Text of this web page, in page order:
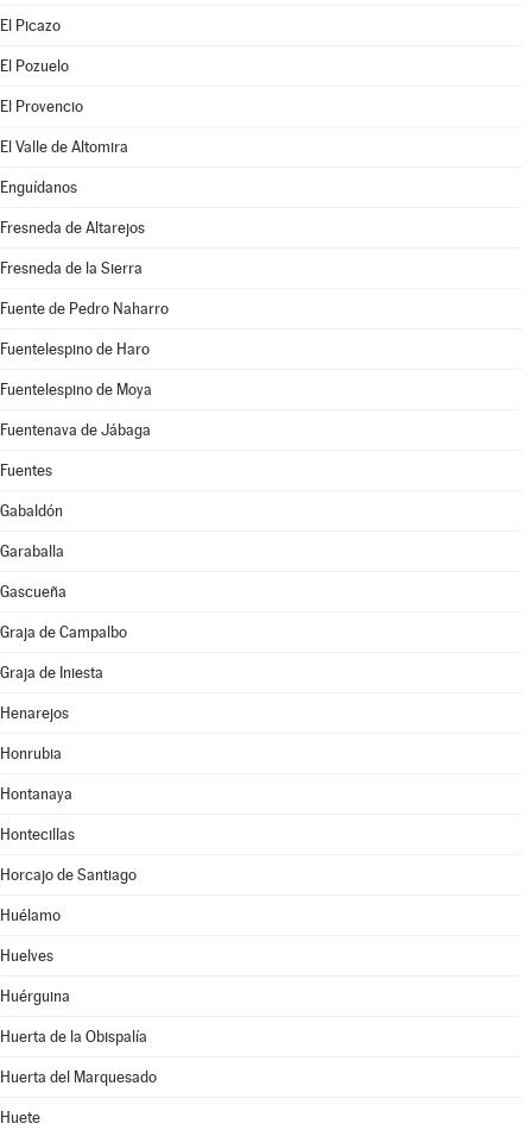
El Picazo
El Pozuelo
El Provencio
El Valle de Altomira
Enguídanos
Fresneda de Altarejos
Fresneda de la Sierra
Fuente de Pedro Naharro
Fuentelespino de Haro
Fuentelespino de Moya
Fuentenava de Jábaga
Fuentes
Gabaldón
Garaballa
Gascueña
Graja de Campalbo
Graja de Iniesta
Henarejos
Honrubia
Hontanaya
Hontecillas
Horcajo de Santiago
Huélamo
Huelves
Huérguina
Huerta de la Obispalía
Huerta del Marquesado
Huete